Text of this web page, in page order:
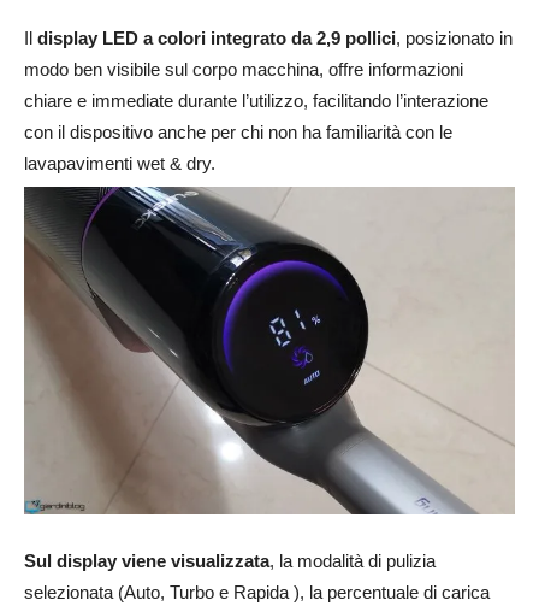
Il display LED a colori integrato da 2,9 pollici, posizionato in
modo ben visibile sul corpo macchina, offre informazioni
chiare e immediate durante l’utilizzo, facilitando l’interazione
con il dispositivo anche per chi non ha familiarità con le
lavapavimenti wet & dry.
Sul display viene visualizzata, la modalità di pulizia
selezionata (Auto, Turbo e Rapida ), la percentuale di carica